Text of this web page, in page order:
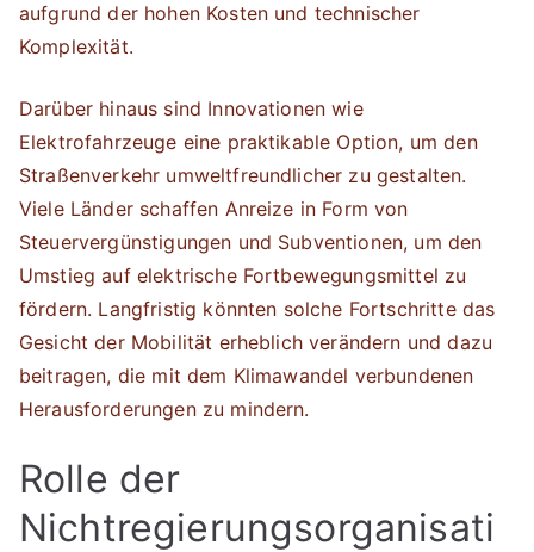
aufgrund der hohen Kosten und technischer
Komplexität.
Darüber hinaus sind Innovationen wie
Elektrofahrzeuge eine praktikable Option, um den
Straßenverkehr umweltfreundlicher zu gestalten.
Viele Länder schaffen Anreize in Form von
Steuervergünstigungen und Subventionen, um den
Umstieg auf elektrische Fortbewegungsmittel zu
fördern. Langfristig könnten solche Fortschritte das
Gesicht der Mobilität erheblich verändern und dazu
beitragen, die mit dem Klimawandel verbundenen
Herausforderungen zu mindern.
Rolle der
Nichtregierungsorganisati